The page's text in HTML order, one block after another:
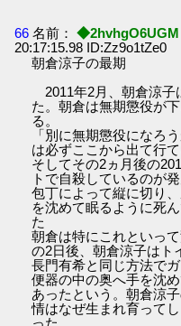
66 名前： ◆2hvhgO6UGM
20:17:15.98 ID:Zz9o1tZe0
朝倉涼子の最期
2011年2月、朝倉涼子
た。朝倉は無期懲役が
る。
「別に無期懲役になろ
は必ずここから出て行
そしてその2ヵ月後の
トで自殺しているのが
包丁によって縦に切り
を沈めて眠るように死
た
朝倉は特にこれといっ
の2日後、朝倉涼子はト
長門有希と同じ方法で
便器の中の奥へ手を沈
あったという。朝倉涼
情はなぜ生まれ育って